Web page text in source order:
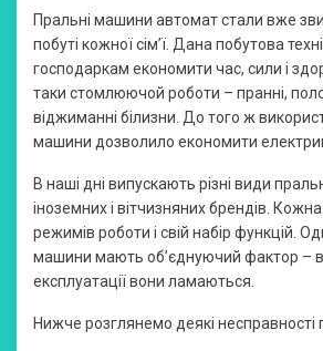
Пральні машини автомат стали вже
побуті кожної сім’ї. Дана побутова
господаркам економити час, сили і
таки стомлюючой роботи – пранні,
віджиманні білизни. До того ж
машини дозволило економити
В наші дні випускають різні види
іноземних і вітчизняних брендів.
режимів роботи і свій набір функцій.
машини мають об’єднуючий фактор – в
експлуатації вони ламаються.
Нижче розглянемо деякі